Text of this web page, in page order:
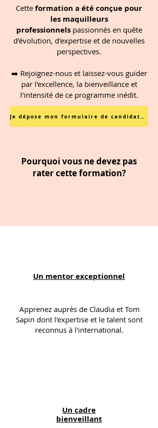
Cette formation a été conçue pour
les maquilleurs
professionnelspassionnés en quête
d'évolution, d'expertise et de nouvelles
perspectives.
➡️ Rejoignez-nous et laissez-vous guider
par l'excellence, la bienveillance et
l'intensité de ce programme inédit.
Pourquoi vous ne devez pas
rater cette formation?
Je dépose mon formulaire de candidature (sans engagement)
Un mentor exceptionnel
Apprenez auprès de Claudia et Tom
Sapin dont l'expertise et le talent sont
reconnus à l'international.
Un cadre
bienveillant